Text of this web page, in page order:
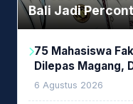
Bali Jadi
Pembiayaan
75 Mahasiswa
Dilepas Magang,
Penting
6 Agustus 2026